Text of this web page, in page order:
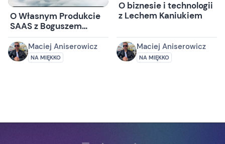
O Własnym Produkcie
SAAS z Boguszem
Pękalskim
Maciej Aniserowicz
NA MIĘKKO
O biznesie i technologii
z Lechem Kaniukiem
Maciej Aniserowicz
NA MIĘKKO